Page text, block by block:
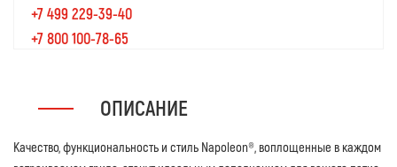
+7 499 229-39-40
+7 800 100-78-65
ОПИСАНИЕ
Качество, функциональность и стиль Napoleon®, воплощенные в каждом